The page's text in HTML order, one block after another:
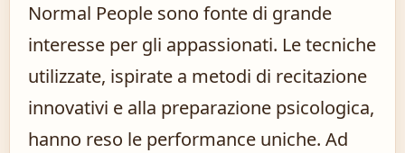
Normal People sono fonte di grande
interesse per gli appassionati. Le tecniche
utilizzate, ispirate a metodi di recitazione
innovativi e alla preparazione psicologica,
hanno reso le performance uniche. Ad